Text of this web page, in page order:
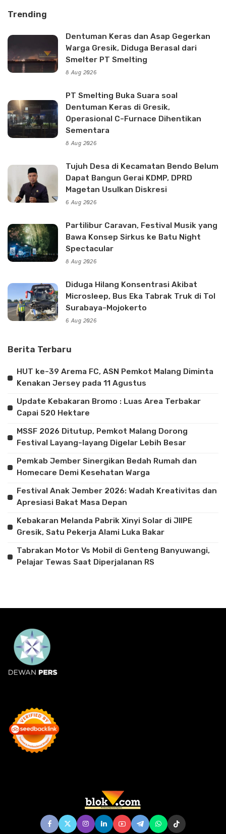
Trending
Dentuman Keras dan Asap Gegerkan
Warga Gresik, Diduga Berasal dari
Smelter PT Smelting
8 Aug 2026
PT Smelting Buka Suara soal
Dentuman Keras di Gresik,
Operasional C-Furnace Dihentikan
Sementara
8 Aug 2026
Tujuh Desa di Kecamatan Bendo Belum
Dapat Bangun Gerai KDMP, DPRD
Magetan Usulkan Diskresi
6 Aug 2026
Partilibur Caravan, Festival Musik yang
Bawa Konsep Sirkus ke Batu Night
Spectacular
8 Aug 2026
Diduga Hilang Konsentrasi Akibat
Microsleep, Bus Eka Tabrak Truk di Tol
Surabaya-Mojokerto
6 Aug 2026
Berita Terbaru
HUT ke-39 Arema FC, ASN Pemkot Malang Diminta
Kenakan Jersey pada 11 Agustus
Update Kebakaran Bromo : Luas Area Terbakar
Capai 520 Hektare
MSSF 2026 Ditutup, Pemkot Malang Dorong
Festival Layang-layang Digelar Lebih Besar
Pemkab Jember Sinergikan Bedah Rumah dan
Homecare Demi Kesehatan Warga
Festival Anak Jember 2026: Wadah Kreativitas dan
Apresiasi Bakat Masa Depan
Kebakaran Melanda Pabrik Xinyi Solar di JIIPE
Gresik, Satu Pekerja Alami Luka Bakar
Tabrakan Motor Vs Mobil di Genteng Banyuwangi,
Pelajar Tewas Saat Diperjalanan RS